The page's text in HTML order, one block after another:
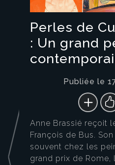
Perles de
: Un grand
Publiée le
Anne Brassié reçoit
François de Bus.
souvent chez les
grand prix de Rome,